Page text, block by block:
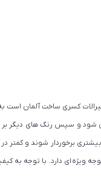
کسری ساخت آلمان
می شود و سپس رنگ های دیگر
بیشتری برخوردار شوند و
ای دارد. با توجه به